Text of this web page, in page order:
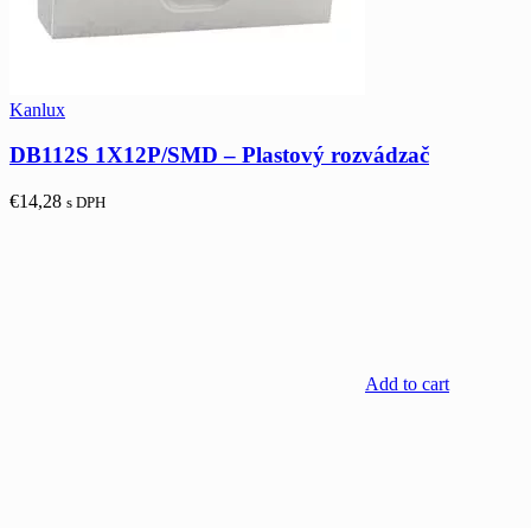
Kanlux
DB112S 1X12P/SMD – Plastový rozvádzač
€14,28 s DPH
Add to cart